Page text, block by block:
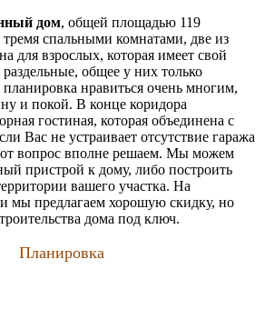
дом, общей площадью 119
спальными комнатами, две из
для взрослых, которая имеет свой
общее у них только
нравиться очень многим,
и покой. В конце коридора
гостиная, которая объединена с
Вас не устраивает отсутствие гаража
вопрос вполне решаем. Мы можем
пристрой к дому, либо построить
вашего участка. На
мы предлагаем хорошую скидку, но
дома под ключ.
Планировка